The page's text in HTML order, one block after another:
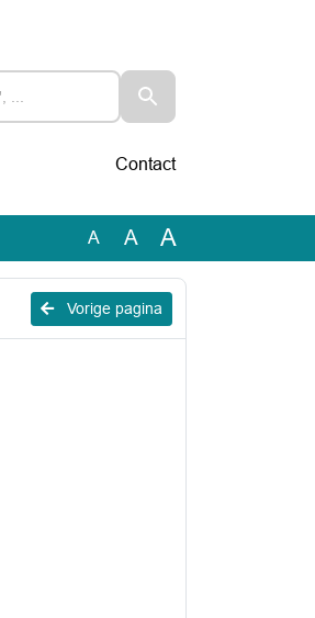
Contact
A A A
Vorige pagina